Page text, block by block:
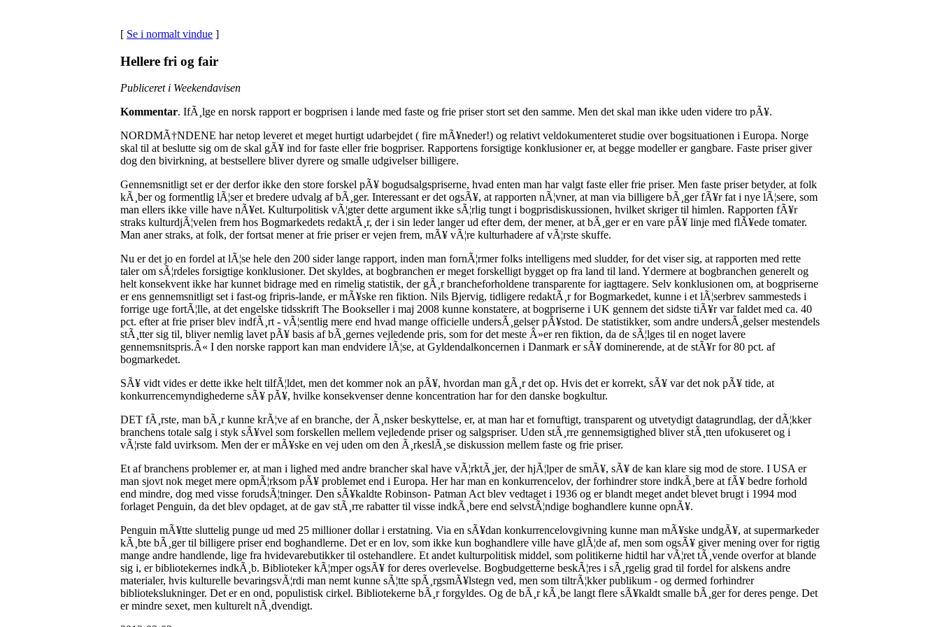
[ Se i normalt vindue ]
Hellere fri og fair
Publiceret i Weekendavisen
Kommentar. IfÃ¸lge en norsk rapport er bogprisen i lande med faste og frie priser stort set den samme. Men det skal man ikke uden videre tro pÃ¥.
NORDMÃ†NDENE har netop leveret et meget hurtigt udarbejdet ( fire mÃ¥neder!) og relativt veldokumenteret studie over bogsituationen i Europa. Norge
skal til at beslutte sig om de skal gÃ¥ ind for faste eller frie bogpriser. Rapportens forsigtige konklusioner er, at begge modeller er gangbare. Faste priser giver
dog den bivirkning, at bestsellere bliver dyrere og smalle udgivelser billigere.
Gennemsnitligt set er der derfor ikke den store forskel pÃ¥ bogudsalgspriserne, hvad enten man har valgt faste eller frie priser. Men faste priser betyder, at folk
kÃ¸ber og formentlig lÃ¦ser et bredere udvalg af bÃ¸ger. Interessant er det ogsÃ¥, at rapporten nÃ¦vner, at man via billigere bÃ¸ger fÃ¥r fat i nye lÃ¦sere, som
man ellers ikke ville have nÃ¥et. Kulturpolitisk vÃ¦gter dette argument ikke sÃ¦rlig tungt i bogprisdiskussionen, hvilket skriger til himlen. Rapporten fÃ¥r
straks kulturdjÃ¦velen frem hos Bogmarkedets redaktÃ¸r, der i sin leder langer ud efter dem, der mener, at bÃ¸ger er en vare pÃ¥ linje med flÃ¥ede tomater.
Man aner straks, at folk, der fortsat mener at frie priser er vejen frem, mÃ¥ vÃ¦re kulturhadere af vÃ¦rste skuffe.
Nu er det jo en fordel at lÃ¦se hele den 200 sider lange rapport, inden man fornÃ¦rmer folks intelligens med sludder, for det viser sig, at rapporten med rette
taler om sÃ¦rdeles forsigtige konklusioner. Det skyldes, at bogbranchen er meget forskelligt bygget op fra land til land. Ydermere at bogbranchen generelt og
helt konsekvent ikke har kunnet bidrage med en rimelig statistik, der gÃ¸r brancheforholdene transparente for iagttagere. Selv konklusionen om, at bogpriserne
er ens gennemsnitligt set i fast-og fripris-lande, er mÃ¥ske ren fiktion. Nils Bjervig, tidligere redaktÃ¸r for Bogmarkedet, kunne i et lÃ¦serbrev sammesteds i
forrige uge fortÃ¦lle, at det engelske tidsskrift The Bookseller i maj 2008 kunne konstatere, at bogpriserne i UK gennem det sidste tiÃ¥r var faldet med ca. 40
pct. efter at frie priser blev indfÃ¸rt - vÃ¦sentlig mere end hvad mange officielle undersÃ¸gelser pÃ¥stod. De statistikker, som andre undersÃ¸gelser mestendels
stÃ¸tter sig til, bliver nemlig lavet pÃ¥ basis af bÃ¸gernes vejledende pris, som for det meste Â»er ren fiktion, da de sÃ¦lges til en noget lavere
gennemsnitspris.Â« I den norske rapport kan man endvidere lÃ¦se, at Gyldendalkoncernen i Danmark er sÃ¥ dominerende, at de stÃ¥r for 80 pct. af
bogmarkedet.
SÃ¥ vidt vides er dette ikke helt tilfÃ¦ldet, men det kommer nok an pÃ¥, hvordan man gÃ¸r det op. Hvis det er korrekt, sÃ¥ var det nok pÃ¥ tide, at
konkurrencemyndighederne sÃ¥ pÃ¥, hvilke konsekvenser denne koncentration har for den danske bogkultur.
DET fÃ¸rste, man bÃ¸r kunne krÃ¦ve af en branche, der Ã¸nsker beskyttelse, er, at man har et fornuftigt, transparent og utvetydigt datagrundlag, der dÃ¦kker
branchens totale salg i styk sÃ¥vel som forskellen mellem vejledende priser og salgspriser. Uden stÃ¸rre gennemsigtighed bliver stÃ¸tten ufokuseret og i
vÃ¦rste fald uvirksom. Men der er mÃ¥ske en vej uden om den Ã¸rkeslÃ¸se diskussion mellem faste og frie priser.
Et af branchens problemer er, at man i lighed med andre brancher skal have vÃ¦rktÃ¸jer, der hjÃ¦lper de smÃ¥, sÃ¥ de kan klare sig mod de store. I USA er
man sjovt nok meget mere opmÃ¦rksom pÃ¥ problemet end i Europa. Her har man en konkurrencelov, der forhindrer store indkÃ¸bere at fÃ¥ bedre forhold
end mindre, dog med visse forudsÃ¦tninger. Den sÃ¥kaldte Robinson- Patman Act blev vedtaget i 1936 og er blandt meget andet blevet brugt i 1994 mod
forlaget Penguin, da det blev opdaget, at de gav stÃ¸rre rabatter til visse indkÃ¸bere end selvstÃ¦ndige boghandlere kunne opnÃ¥.
Penguin mÃ¥tte sluttelig punge ud med 25 millioner dollar i erstatning. Via en sÃ¥dan konkurrencelovgivning kunne man mÃ¥ske undgÃ¥, at supermarkeder
kÃ¸bte bÃ¸ger til billigere priser end boghandlerne. Det er en lov, som ikke kun boghandlere ville have glÃ¦de af, men som ogsÃ¥ giver mening over for rigtig
mange andre handlende, lige fra hvidevarebutikker til ostehandlere. Et andet kulturpolitisk middel, som politikerne hidtil har vÃ¦ret tÃ¸vende overfor at blande
sig i, er bibliotekernes indkÃ¸b. Biblioteker kÃ¦mper ogsÃ¥ for deres overlevelse. Bogbudgetterne beskÃ¦res i sÃ¸rgelig grad til fordel for alskens andre
materialer, hvis kulturelle bevaringsvÃ¦rdi man nemt kunne sÃ¦tte spÃ¸rgsmÃ¥lstegn ved, men som tiltrÃ¦kker publikum - og dermed forhindrer
bibliotekslukninger. Det er en ond, populistisk cirkel. Bibliotekerne bÃ¸r forgyldes. Og de bÃ¸r kÃ¸be langt flere sÃ¥kaldt smalle bÃ¸ger for deres penge. Det
er mindre sexet, men kulturelt nÃ¸dvendigt.